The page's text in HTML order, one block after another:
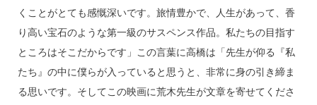
くことがとても感慨深いです。旅情豊かで、人生があって、香
り高い宝石のような第一級のサスペンス作品。私たちの目指す
ところはそこだからです」この言葉に高橋は「先生が仰る『私
たち』の中に僕らが入っていると思うと、非常に身の引き締ま
る思いです。そしてこの映画に荒木先生が文章を寄せてくださ